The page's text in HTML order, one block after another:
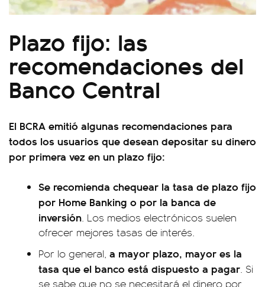
Plazo fijo: las
recomendaciones del
Banco Central
El BCRA emitió algunas recomendaciones para
todos los usuarios que desean depositar su dinero
por primera vez en un plazo fijo:
Se recomienda chequear la tasa de plazo fijo
por Home Banking o por la banca de
inversión . Los medios electrónicos suelen
ofrecer mejores tasas de interés.
Por lo general, a mayor plazo, mayor es la
tasa que el banco está dispuesto a pagar . Si
se sabe que no se necesitará el dinero por